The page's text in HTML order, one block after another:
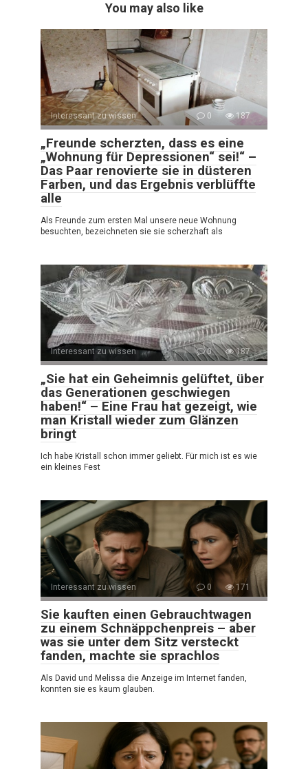
You may also like
Interessant zu wissen 0 187
„Freunde scherzten, dass es eine
„Wohnung für Depressionen“ sei!“ –
Das Paar renovierte sie in düsteren
Farben, und das Ergebnis verblüffte
alle
Als Freunde zum ersten Mal unsere neue Wohnung
besuchten, bezeichneten sie sie scherzhaft als
Interessant zu wissen 0 187
„Sie hat ein Geheimnis gelüftet, über
das Generationen geschwiegen
haben!“ – Eine Frau hat gezeigt, wie
man Kristall wieder zum Glänzen
bringt
Ich habe Kristall schon immer geliebt. Für mich ist es wie
ein kleines Fest
Interessant zu wissen 0 171
Sie kauften einen Gebrauchtwagen
zu einem Schnäppchenpreis – aber
was sie unter dem Sitz versteckt
fanden, machte sie sprachlos
Als David und Melissa die Anzeige im Internet fanden,
konnten sie es kaum glauben.